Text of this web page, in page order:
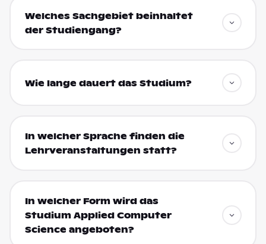
Welches Sachgebiet beinhaltet
der Studiengang?
Wie lange dauert das Studium?
In welcher Sprache finden die
Lehrveranstaltungen statt?
In welcher Form wird das
Studium Applied Computer
Science angeboten?